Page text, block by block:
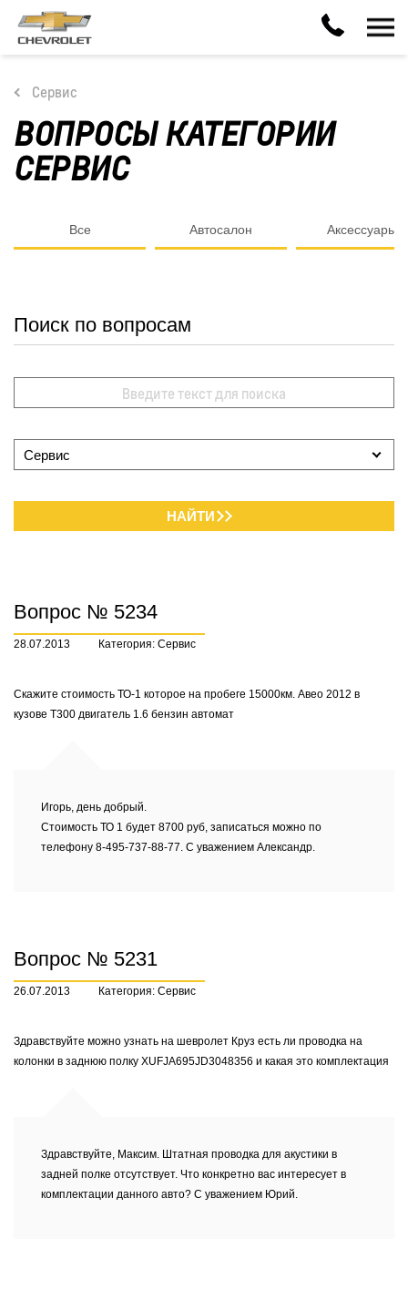
Сервис
ВОПРОСЫ КАТЕГОРИИ
СЕРВИС
Все Автосалон Аксессуары
Поиск по вопросам
Сервис
НАЙТИ
Вопрос № 5234
28.07.2013 Категория: Сервис
Скажите стоимость ТО-1 которое на пробеге 15000км. Авео 2012 в
кузове Т300 двигатель 1.6 бензин автомат
Игорь, день добрый.
Стоимость ТО 1 будет 8700 руб, записаться можно по
телефону 8-495-737-88-77. С уважением Александр.
Вопрос № 5231
26.07.2013 Категория: Сервис
Здравствуйте можно узнать на шевролет Круз есть ли проводка на
колонки в заднюю полку XUFJA695JD3048356 и какая это комплектация
Здравствуйте, Максим. Штатная проводка для акустики в
задней полке отсутствует. Что конкретно вас интересует в
комплектации данного авто? С уважением Юрий.